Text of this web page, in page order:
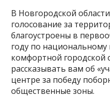
В Новгородской
голосование за
благоустроены в
году по
комфортной
рассказывать вам об
центре за победу
общественные зоны.